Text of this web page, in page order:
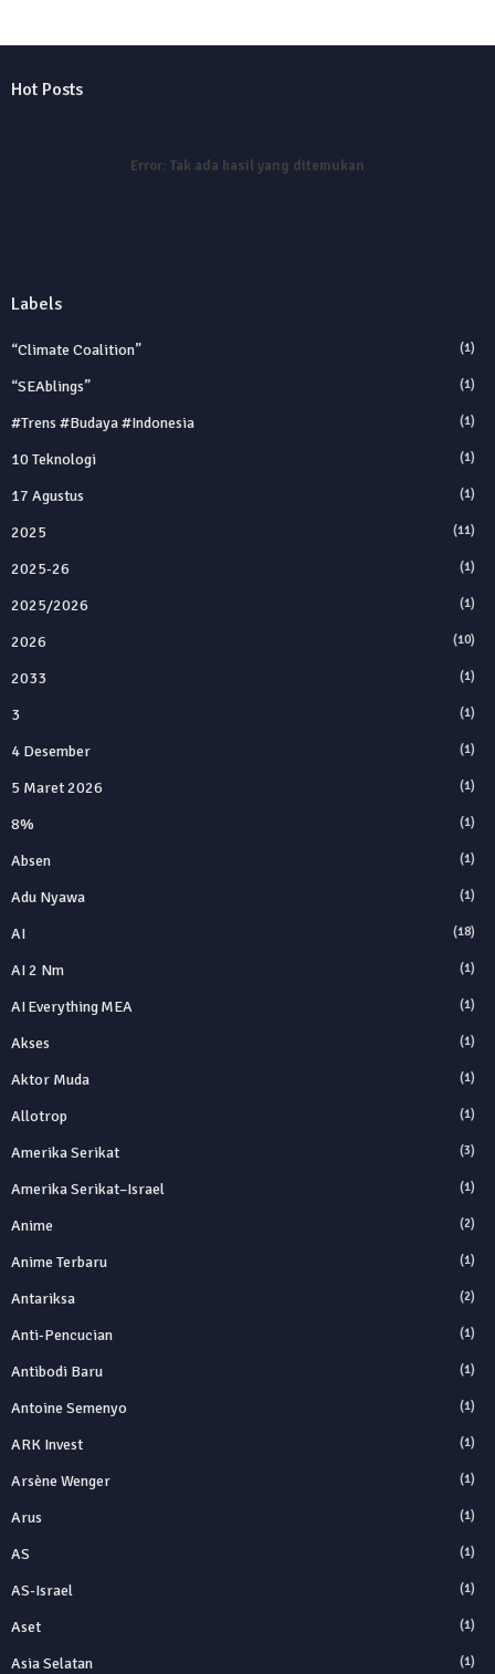
Hot Posts
Error: Tak ada hasil yang ditemukan
Labels
“Climate Coalition” (1)
“SEAblings” (1)
#trens #budaya #indonesia (1)
10 Teknologi (1)
17 Agustus (1)
2025 (11)
2025‑26 (1)
2025/2026 (1)
2026 (10)
2033 (1)
3 (1)
4 Desember (1)
5 Maret 2026 (1)
8% (1)
Absen (1)
Adu Nyawa (1)
AI (18)
AI 2 Nm (1)
AI Everything MEA (1)
Akses (1)
Aktor Muda (1)
Allotrop (1)
Amerika Serikat (3)
Amerika Serikat–Israel (1)
Anime (2)
Anime Terbaru (1)
Antariksa (2)
Anti‑Pencucian (1)
Antibodi Baru (1)
Antoine Semenyo (1)
ARK Invest (1)
Arsène Wenger (1)
Arus (1)
AS (1)
AS-Israel (1)
Aset (1)
Asia Selatan (1)